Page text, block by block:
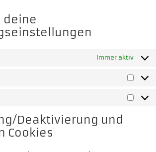
deine
Immer aktiv
Deaktivierung und
Cookies